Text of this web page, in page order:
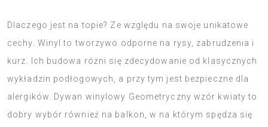
Dlaczego jest na topie? Ze względu na swoje unikatowe
cechy. Winyl to tworzywo odporne na rysy, zabrudzenia i
kurz. Ich budowa różni się zdecydowanie od klasycznych
wykładzin podłogowych, a przy tym jest bezpieczne dla
alergików. Dywan winylowy Geometryczny wzór kwiaty to
dobry wybór również na balkon, w na którym spędza się